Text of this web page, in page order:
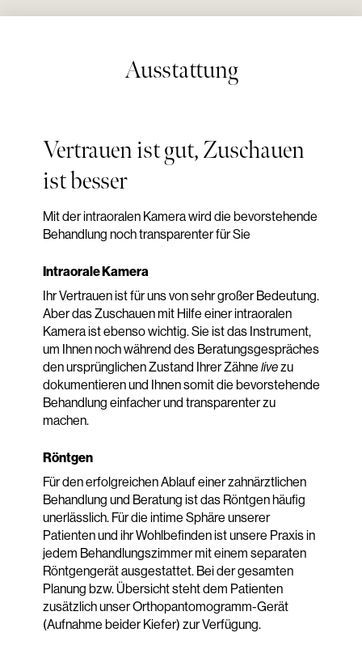
Ausstattung
Vertrauen ist gut, Zuschauen
ist besser
Mit der intraoralen Kamera wird die bevorstehende
Behandlung noch transparenter für Sie
Intraorale Kamera
Ihr Vertrauen ist für uns von sehr großer Bedeutung.
Aber das Zuschauen mit Hilfe einer intraoralen
Kamera ist ebenso wichtig. Sie ist das Instrument,
um Ihnen noch während des Beratungsgespräches
den ursprünglichen Zustand Ihrer Zähne livezu
dokumentieren und Ihnen somit die bevorstehende
Behandlung einfacher und transparenter zu
machen.
Röntgen
Für den erfolgreichen Ablauf einer zahnärztlichen
Behandlung und Beratung ist das Röntgen häufig
unerlässlich. Für die intime Sphäre unserer
Patienten und ihr Wohlbefinden ist unsere Praxis in
jedem Behandlungszimmer mit einem separaten
Röntgengerät ausgestattet. Bei der gesamten
Planung bzw. Übersicht steht dem Patienten
zusätzlich unser Orthopantomogramm-Gerät
(Aufnahme beider Kiefer) zur Verfügung.